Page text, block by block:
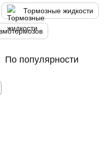
Тормозные жидкости
По популярности